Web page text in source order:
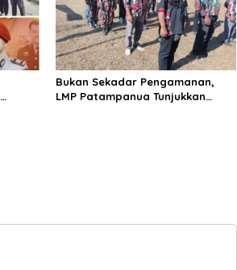
Bukan Sekadar Pengamanan,
LMP Patampanua Tunjukkan